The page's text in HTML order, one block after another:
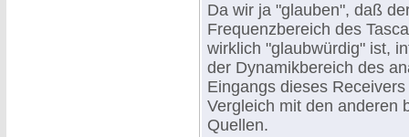
Da wir ja "glauben", daß
Frequenzbereich des
wirklich "glaubwürdig" ist,
der Dynamikbereich des
Eingangs dieses
Vergleich mit den anderen
Quellen.